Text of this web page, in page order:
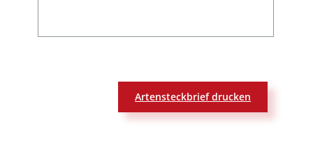
Artensteckbrief drucken